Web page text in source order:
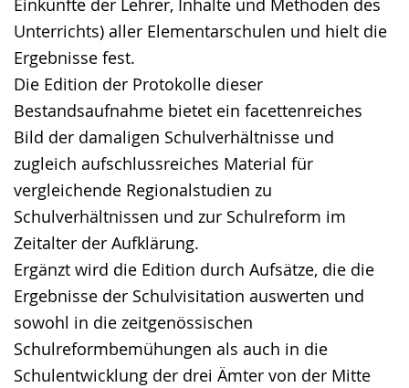
Einkünfte der Lehrer, Inhalte und Methoden des
Unterrichts) aller Elementarschulen und hielt die
Ergebnisse fest.
Die Edition der Protokolle dieser
Bestandsaufnahme bietet ein facettenreiches
Bild der damaligen Schulverhältnisse und
zugleich aufschlussreiches Material für
vergleichende Regionalstudien zu
Schulverhältnissen und zur Schulreform im
Zeitalter der Aufklärung.
Ergänzt wird die Edition durch Aufsätze, die die
Ergebnisse der Schulvisitation auswerten und
sowohl in die zeitgenössischen
Schulreformbemühungen als auch in die
Schulentwicklung der drei Ämter von der Mitte